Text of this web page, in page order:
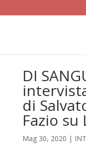
DI
di
Fazio su
Mag 30, 2020 |